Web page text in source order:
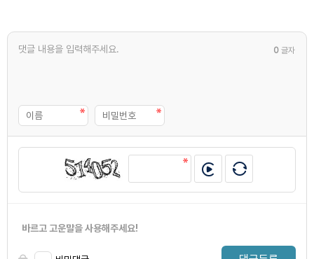
0 글자
바르고 고운말을 사용해주세요!